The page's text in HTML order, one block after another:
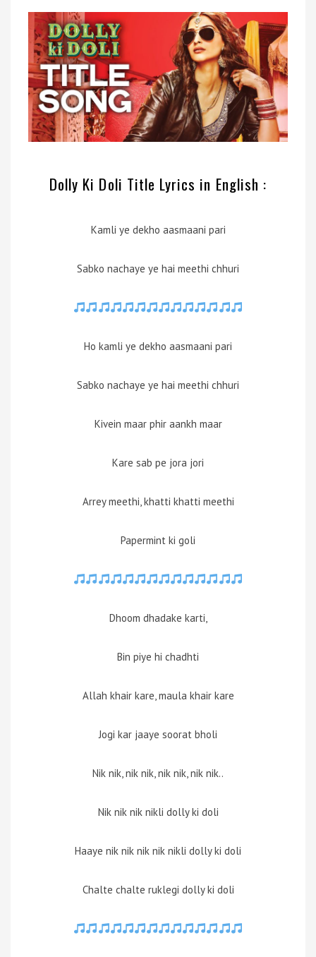
Dolly Ki Doli Title Lyrics in English :
Kamli ye dekho aasmaani pari
Sabko nachaye ye hai meethi chhuri
Ho kamli ye dekho aasmaani pari
Sabko nachaye ye hai meethi chhuri
Kivein maar phir aankh maar
Kare sab pe jora jori
Arrey meethi, khatti khatti meethi
Papermint ki goli
Dhoom dhadake karti,
Bin piye hi chadhti
Allah khair kare, maula khair kare
Jogi kar jaaye soorat bholi
Nik nik, nik nik, nik nik, nik nik..
Nik nik nik nikli dolly ki doli
Haaye nik nik nik nik nikli dolly ki doli
Chalte chalte ruklegi dolly ki doli